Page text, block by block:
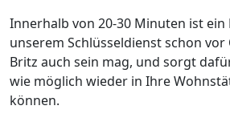
Innerhalb von 20-30 Minuten ist ein
unserem Schlüsseldienst schon vor
Britz auch sein mag, und sorgt
wie möglich wieder in Ihre
können.